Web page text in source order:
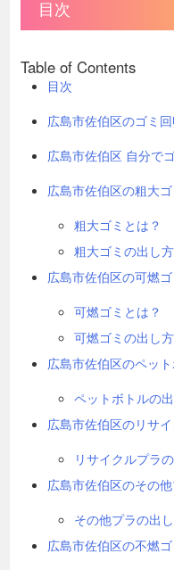
目次
Table of Contents
目次
広島市佐伯区のゴミ
広島市佐伯区 自分で
広島市佐伯区の粗大ゴ
粗大ゴミとは？
粗大ゴミの出し方
広島市佐伯区の可燃ゴ
可燃ゴミとは？
可燃ゴミの出し
広島市佐伯区のペッ
ペットボトルの
広島市佐伯区のリサ
リサイクルプラ
広島市佐伯区のその
その他プラの出
広島市佐伯区の不燃ゴ